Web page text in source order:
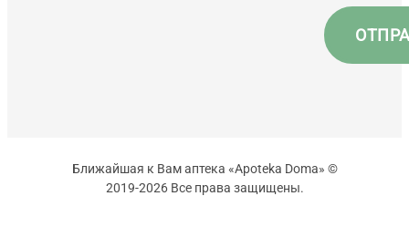
Ближайшая к Вам аптека «Apoteka Doma» ©
2019-2026 Все права защищены.